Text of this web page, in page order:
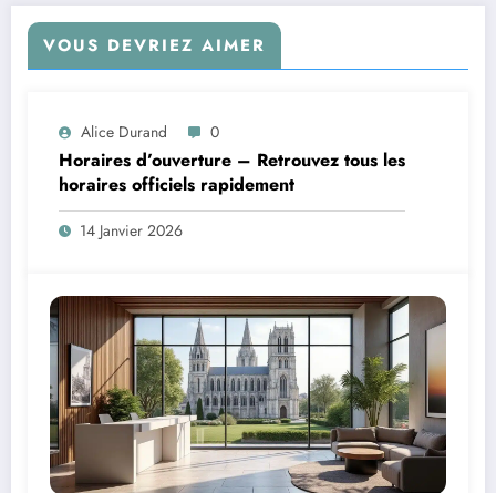
VOUS DEVRIEZ AIMER
Alice Durand 0
Horaires d’ouverture – Retrouvez tous les
horaires officiels rapidement
14 Janvier 2026